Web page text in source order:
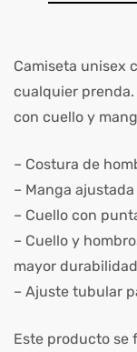
Camiseta unisex
cualquier
con cuello y
– Costura de
– Manga
– Cuello con
– Cuello y
mayor durabilidad
– Ajuste tubular
Este producto se